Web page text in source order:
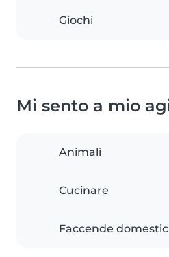
Giochi
Mi sento a mio
Animali
Cucinare
Faccende